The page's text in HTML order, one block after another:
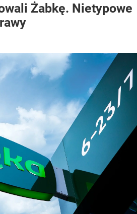
Żabkę. Nietypowe